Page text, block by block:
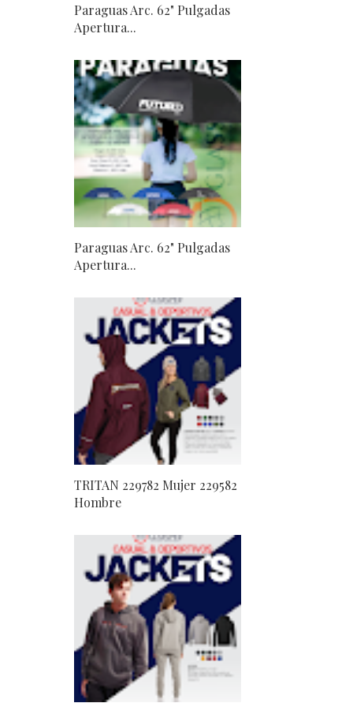
Paraguas Arc. 62" Pulgadas
Apertura...
Paraguas Arc. 62" Pulgadas
Apertura...
TRITAN 229782 Mujer 229582
Hombre